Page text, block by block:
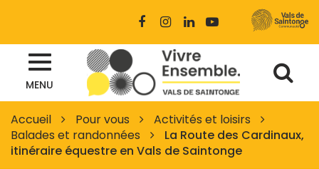
Lien
compte
Facebook
Lien
le
compte
Instagram
Lien
le
compte
Linkedin
chaîne
Youtube
MENU Site
officiel
des
Vals
de
Saintonge
à
Accueil Pour vous
Activités et loisirs
Balades et randonnées
La Route des Cardinaux,
itinéraire équestre en Vals de Saintonge